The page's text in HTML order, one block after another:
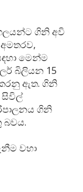
ගිනි අවි
මෙන්ම
බිලියන 15
ඇත. ගිනි
ගිනි
බවය.
වහා